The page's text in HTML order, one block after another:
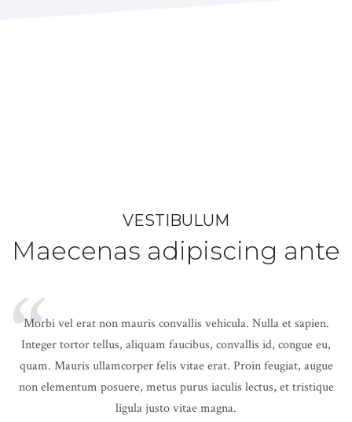
VESTIBULUM
Maecenas adipiscing ante
“
Morbi vel erat non mauris convallis vehicula. Nulla et sapien.
Integer tortor tellus, aliquam faucibus, convallis id, congue eu,
quam. Mauris ullamcorper felis vitae erat. Proin feugiat, augue
non elementum posuere, metus purus iaculis lectus, et tristique
ligula justo vitae magna.